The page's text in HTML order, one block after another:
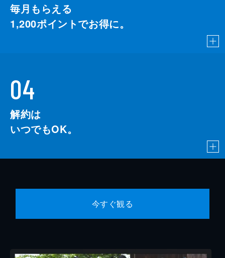
毎月もらえる
1,200ポイントでお得に。
04
解約は
いつでもOK。
今すぐ観る